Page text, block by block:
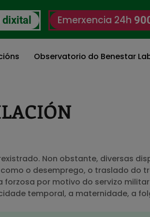
dixital Emerxencia 24h
Observatorio do Benestar
Non obstante, diversas
o desemprego, o traslado do
por motivo do servizo
temporal, a maternidade, a